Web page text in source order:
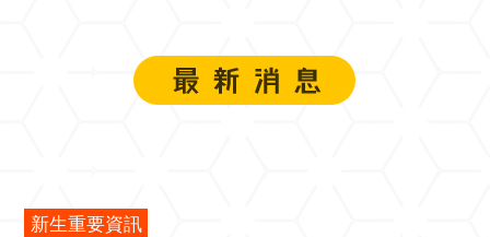
新生重要資訊